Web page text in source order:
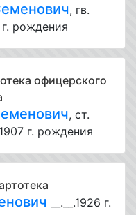
, гв.
г. рождения
офицерского
, ст.
г. рождения
__.__.1926 г.